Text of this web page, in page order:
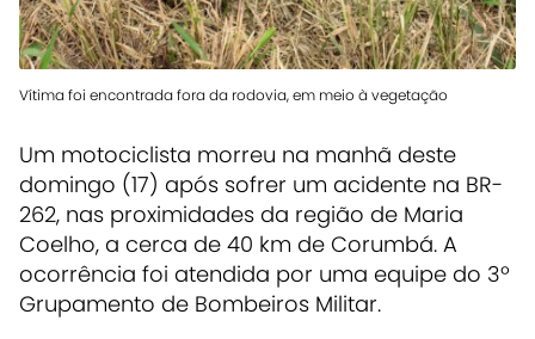
Vítima foi encontrada fora da rodovia, em meio à vegetação
Um motociclista morreu na manhã deste
domingo (17) após sofrer um acidente na BR-
262, nas proximidades da região de Maria
Coelho, a cerca de 40 km de Corumbá. A
ocorrência foi atendida por uma equipe do 3º
Grupamento de Bombeiros Militar.